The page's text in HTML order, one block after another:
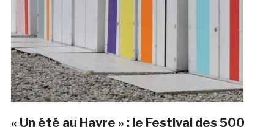
« Un été au Havre » : le Festival des 500